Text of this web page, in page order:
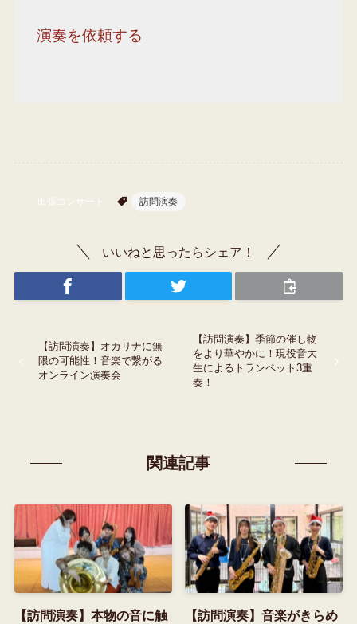
演奏を依頼する
出張コンサート 訪問演奏
いいねと思ったらシェア！
【訪問演奏】オカリナに無
限の可能性！音楽で繋がる
オンライン演奏会
【訪問演奏】季節の催し物
をより華やかに！現役音大
生によるトランペット3重
奏！
関連記事
【訪問演奏】本物の音に触
【訪問演奏】音楽がきらめ